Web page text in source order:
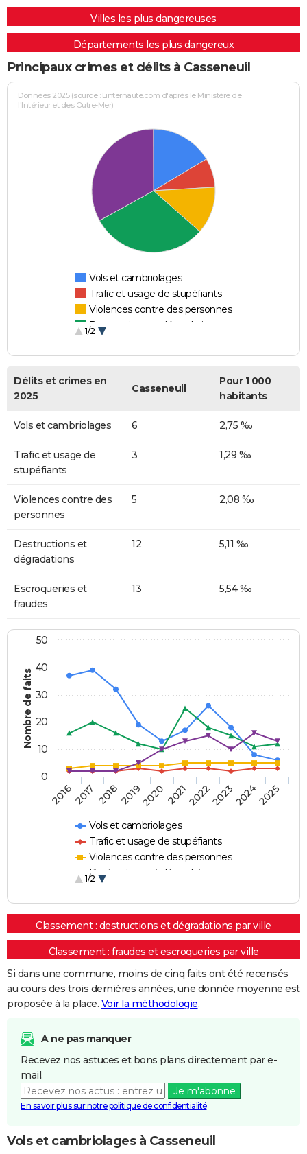
Villes les plus dangereuses
Départements les plus dangereux
Principaux crimes et délits à Casseneuil
Données 2025 (source : Linternaute.com d'après le Ministère de
l'Intérieur et des Outre-Mer)
Vols et cambriolages
Trafic et usage de stupéfiants
Violences contre des personnes
Destructions et dégradations
1/2
Délits et crimes en
2025
Casseneuil
Pour 1 000
habitants
Vols et cambriolages 6 2,75 ‰
Trafic et usage de
stupéfiants
3 1,29 ‰
Violences contre des
personnes
5 2,08 ‰
Destructions et
dégradations
12 5,11 ‰
Escroqueries et
fraudes
13 5,54 ‰
Nombre de faits
Vols et cambriolages
Trafic et usage de stupéfiants
Violences contre des personnes
Destructions et dégradations
1/2
20162017 20182019202020212022202320242025
0
10
20
30
40
50
Classement : destructions et dégradations par ville
Classement : fraudes et escroqueries par ville
Si dans une commune, moins de cinq faits ont été recensés
au cours des trois dernières années, une donnée moyenne est
proposée à la place. Voir la méthodologie.
A ne pas manquer
Recevez nos astuces et bons plans directement par e-
mail.
Je m'abonne
En savoir plus sur notre politique de confidentialité
Vols et cambriolages à Casseneuil